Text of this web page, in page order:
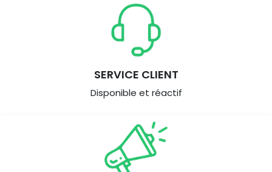
SERVICE CLIENT
Disponible et réactif